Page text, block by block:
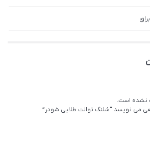
براق
نشده است.
می نویسد “شلنگ توالت طلایی شودر”